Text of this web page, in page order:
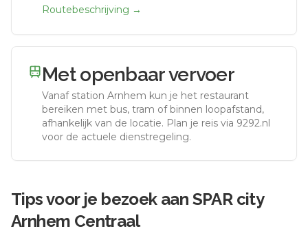
Routebeschrijving →
Met openbaar vervoer
Vanaf station Arnhem kun je het restaurant
bereiken met bus, tram of binnen loopafstand,
afhankelijk van de locatie. Plan je reis via 9292.nl
voor de actuele dienstregeling.
Tips voor je bezoek aan SPAR city
Arnhem Centraal